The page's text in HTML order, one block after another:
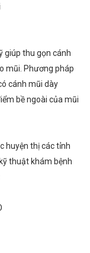
giúp thu gọn cánh
mũi. Phương pháp
cánh mũi dày
bề ngoài của mũi
huyện thị các tỉnh
thuật khám bệnh